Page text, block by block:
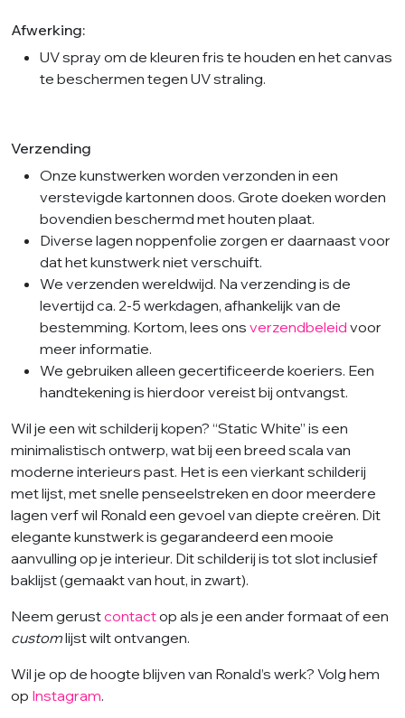
Afwerking:
UV spray om de kleuren fris te houden en het canvas
te beschermen tegen UV straling.
Verzending
Onze kunstwerken worden verzonden in een
verstevigde kartonnen doos. Grote doeken worden
bovendien beschermd met houten plaat.
Diverse lagen noppenfolie zorgen er daarnaast voor
dat het kunstwerk niet verschuift.
We verzenden wereldwijd. Na verzending is de
levertijd ca. 2-5 werkdagen, afhankelijk van de
bestemming. Kortom, lees ons verzendbeleid voor
meer informatie.
We gebruiken alleen gecertificeerde koeriers. Een
handtekening is hierdoor vereist bij ontvangst.
Wil je een wit schilderij kopen? “Static White” is een
minimalistisch ontwerp, wat bij een breed scala van
moderne interieurs past. Het is een vierkant schilderij
met lijst, met snelle penseelstreken en door meerdere
lagen verf wil Ronald een gevoel van diepte creëren. Dit
elegante kunstwerk is gegarandeerd een mooie
aanvulling op je interieur. Dit schilderij is tot slot inclusief
baklijst (gemaakt van hout, in zwart).
Neem gerustcontactop als je een ander formaat of een
customlijst wilt ontvangen.
Wil je op de hoogte blijven van Ronald’s werk? Volg hem
op Instagram.